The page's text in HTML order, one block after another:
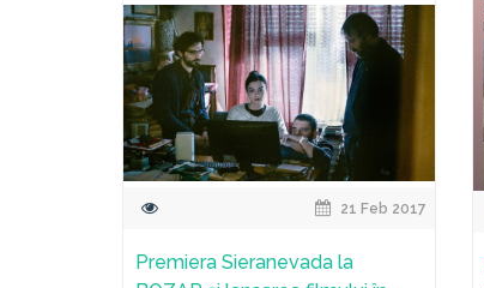
21 Feb 2017
Premiera Sieranevada la